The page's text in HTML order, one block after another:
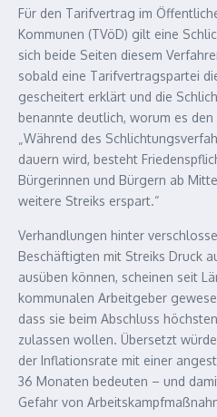
Für den Tarifvertrag im
Kommunen (TVöD) gilt eine
sich beide Seiten diesem
sobald eine Tarifvertragspartei
gescheitert erklärt und die
benannte deutlich, worum es
„Während des
dauern wird, besteht
Bürgerinnen und Bürgern ab
weitere Streiks erspart.“
Verhandlungen hinter
Beschäftigten mit Streiks Druck
ausüben können, scheinen seit
kommunalen Arbeitgeber
dass sie beim Abschluss
zulassen wollen. Übersetzt
der Inflationsrate mit einer
36 Monaten bedeuten – und
Gefahr von